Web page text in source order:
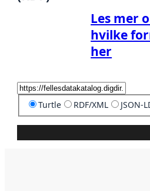
Les mer
hvilke
her
Turtle RDF/XML JSON-